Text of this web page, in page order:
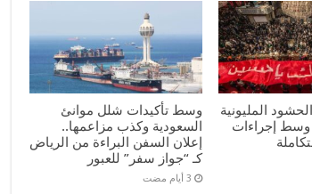
المليونية
وسط إجراءات
وسط تأكيدات شلل موانئ
السعودية وكذب مزاعمها..
إعلان السفن البراءة من الرياض
كـ “جواز سفر” للعبور